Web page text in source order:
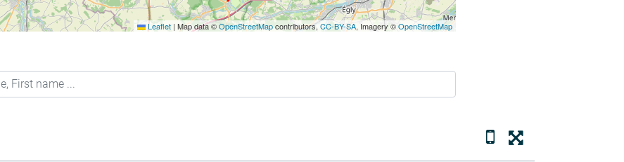
Leaflet | Map data ©OpenStreetMapcontributors,CC-BY-SA, Imagery ©OpenStreetMap